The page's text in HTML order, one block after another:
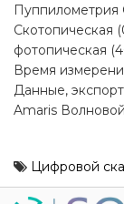
Пуппилометрия
Скотопическая
фотопическая
Время
Данные,
Amaris
Цифровой